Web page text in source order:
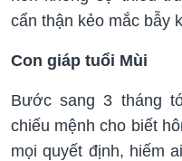
cẩn thận kẻo mắc bẫy
Con giáp tuổi Mùi
Bước sang 3 tháng
chiếu mệnh cho biết
mọi quyết định, hiếm